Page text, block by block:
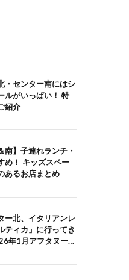
・センター南にはシ
ルがいっぱい！ 特
紹介
南】子連れランチ・
め！ キッズスペー
あるお店まとめ
ー北、イタリアンレ
ティカ」に行ってき
年1月アフタヌーン